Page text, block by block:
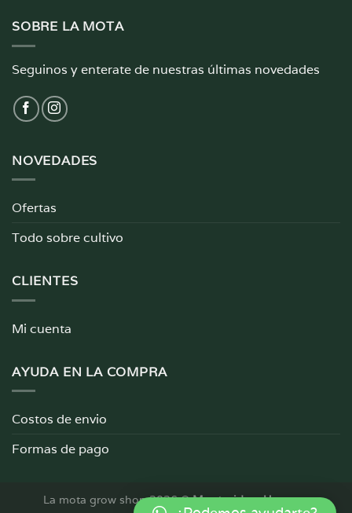
SOBRE LA MOTA
Seguinos y enterate de nuestras últimas novedades
NOVEDADES
Ofertas
Todo sobre cultivo
CLIENTES
Mi cuenta
AYUDA EN LA COMPRA
Costos de envio
Formas de pago
La mota grow shop 2026 ©Montevideo, Uruguay